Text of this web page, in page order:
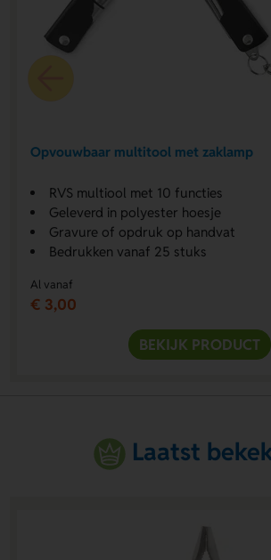
Opvouwbaar multitool met zaklamp
RVS multiool met 10 functies
Geleverd in polyester hoesje
Gravure of opdruk op handvat
Bedrukken vanaf 25 stuks
Al vanaf
€ 3,00
BEKIJK PRODUCT
Laatst